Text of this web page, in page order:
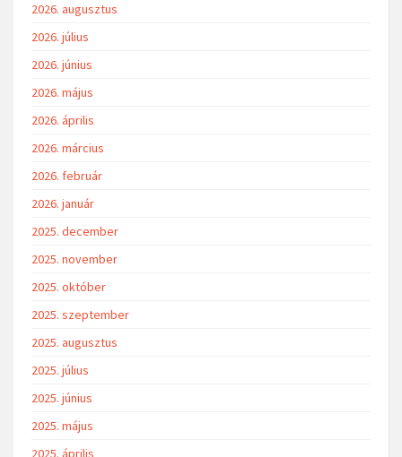
2026. augusztus
2026. július
2026. június
2026. május
2026. április
2026. március
2026. február
2026. január
2025. december
2025. november
2025. október
2025. szeptember
2025. augusztus
2025. július
2025. június
2025. május
2025. április